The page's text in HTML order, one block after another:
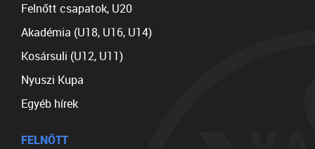
Felnőtt csapatok, U20
Akadémia (U18, U16, U14)
Kosársuli (U12, U11)
Nyuszi Kupa
Egyéb hírek
FELNŐTT